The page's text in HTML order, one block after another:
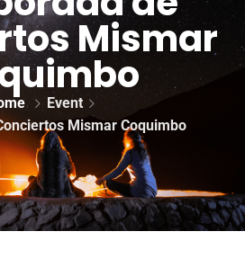
Mismar
Event
Mismar Coquimbo